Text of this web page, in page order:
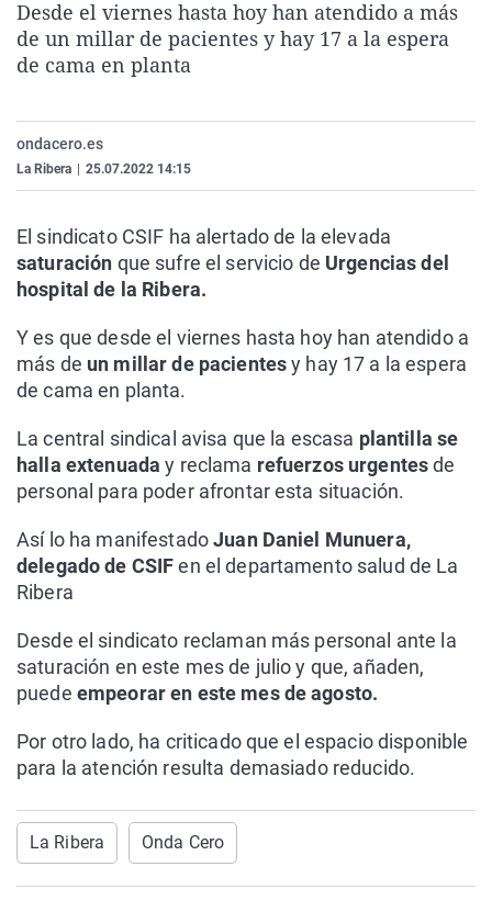
La rosa de los vientos
Gente viajera
Caso
Extremadura
Virales
Desde el viernes hasta hoy han atendido a más
de un millar de pacientes y hay 17 a la espera
de cama en planta
ondacero.es
La Ribera 25.07.2022 14:15
El sindicato CSIF ha alertado de la elevada
saturación que sufre el servicio de Urgencias del
hospital de la Ribera.
Y es que desde el viernes hasta hoy han atendido a
más de un millar de pacientesy hay 17 a la espera
de cama en planta.
La central sindical avisa que la escasa plantilla se
halla extenuada y reclama refuerzos urgentesde
personal para poder afrontar esta situación.
Así lo ha manifestadoJuan Daniel Munuera,
delegado de CSIFen el departamento salud de La
Ribera
Desde el sindicato reclaman más personal ante la
saturación en este mes de julio y que, añaden,
puede empeorar en este mes de agosto.
Por otro lado, ha criticado que el espacio disponible
para la atención resulta demasiado reducido.
La Ribera Onda Cero